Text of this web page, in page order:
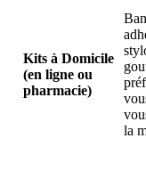
Kits à Domicile
(en ligne ou
pharmacie)
la